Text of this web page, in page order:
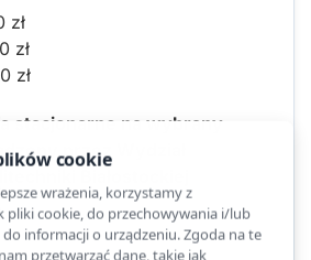
zł
zł
zł
stacjonarne na wybrany
przez Wydział
Białostockiej